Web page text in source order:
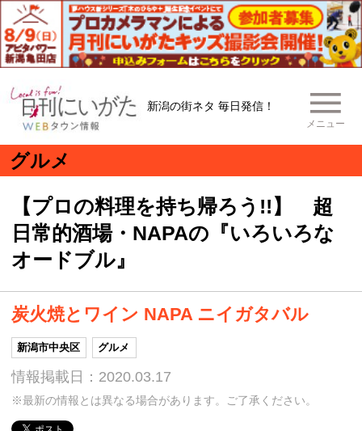
新潟の街ネタ 毎日発信！
メニュー
グルメ
【プロの料理を持ち帰ろう!!】 超
日常的酒場・NAPAの『いろいろな
オードブル』
炭火焼とワイン NAPA ニイガタバル
新潟市中央区 グルメ
情報掲載日：2020.03.17
※最新の情報とは異なる場合があります。ご了承ください。